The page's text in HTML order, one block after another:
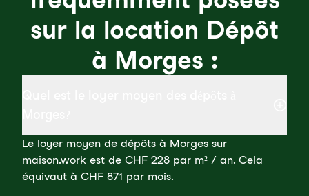
sur la location Dépôt
à Morges :
Le loyer moyen de dépôts à Morges sur
maison.work est de CHF 228 par m² / an. Cela
équivaut à CHF 871 par mois.